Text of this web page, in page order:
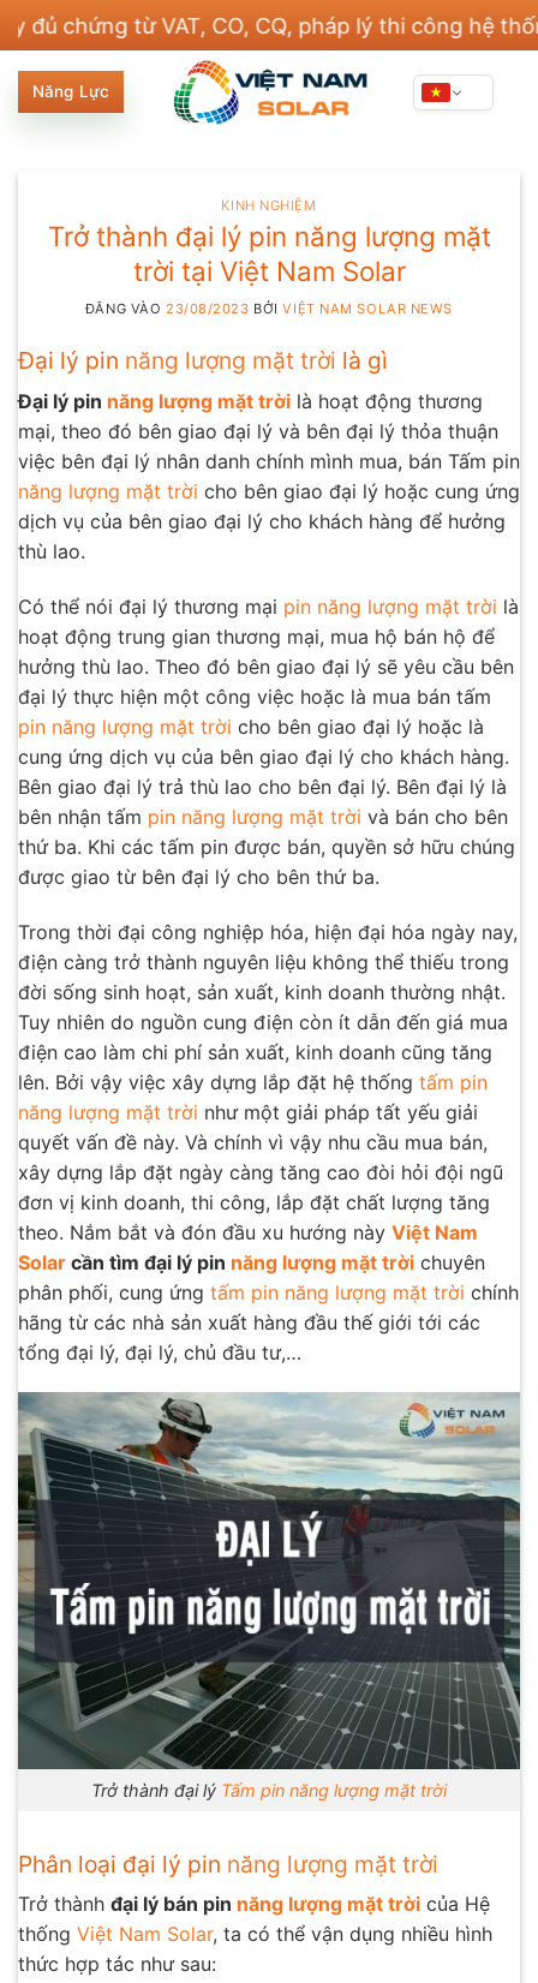
qua
nội
dung
từ VAT, CO, CQ, pháp lý thi công hệ thống điện
Năng Lực
KINH NGHIỆM
Trở thành đại lý pin năng lượng mặt
trời tại Việt Nam Solar
ĐĂNG VÀO 23/08/2023 BỞIVIỆT NAM SOLAR NEWS
Đại lý pin năng lượng mặt trời là gì
Đại lý pin năng lượng mặt trời là hoạt động thương
mại, theo đó bên giao đại lý và bên đại lý thỏa thuận
việc bên đại lý nhân danh chính mình mua, bán Tấm pin
năng lượng mặt trời cho bên giao đại lý hoặc cung ứng
dịch vụ của bên giao đại lý cho khách hàng để hưởng
thù lao.
Có thể nói đại lý thương mại pin năng lượng mặt trời là
hoạt động trung gian thương mại, mua hộ bán hộ để
hưởng thù lao. Theo đó bên giao đại lý sẽ yêu cầu bên
đại lý thực hiện một công việc hoặc là mua bán tấm
pin năng lượng mặt trời cho bên giao đại lý hoặc là
cung ứng dịch vụ của bên giao đại lý cho khách hàng.
Bên giao đại lý trả thù lao cho bên đại lý. Bên đại lý là
bên nhận tấm pin năng lượng mặt trời và bán cho bên
thứ ba. Khi các tấm pin được bán, quyền sở hữu chúng
được giao từ bên đại lý cho bên thứ ba.
Trong thời đại công nghiệp hóa, hiện đại hóa ngày nay,
điện càng trở thành nguyên liệu không thể thiếu trong
đời sống sinh hoạt, sản xuất, kinh doanh thường nhật.
Tuy nhiên do nguồn cung điện còn ít dẫn đến giá mua
điện cao làm chi phí sản xuất, kinh doanh cũng tăng
lên. Bởi vậy việc xây dựng lắp đặt hệ thống tấm pin
năng lượng mặt trời như một giải pháp tất yếu giải
quyết vấn đề này. Và chính vì vậy nhu cầu mua bán,
xây dựng lắp đặt ngày càng tăng cao đòi hỏi đội ngũ
đơn vị kinh doanh, thi công, lắp đặt chất lượng tăng
theo. Nắm bắt và đón đầu xu hướng này Việt Nam
Solar cần tìm đại lý pin năng lượng mặt trời chuyên
phân phối, cung ứng tấm pin năng lượng mặt trời chính
hãng từ các nhà sản xuất hàng đầu thế giới tới các
tổng đại lý, đại lý, chủ đầu tư,…
Trở thành đại lý Tấm pin năng lượng mặt trời
Phân loại đại lý pin năng lượng mặt trời
Trở thành đại lý bán pin năng lượng mặt trời của Hệ
thống Việt Nam Solar, ta có thể vận dụng nhiều hình
thức hợp tác như sau: